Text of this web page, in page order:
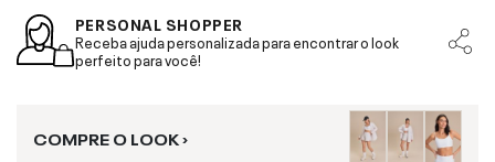
PERSONAL SHOPPER
Receba ajuda personalizada para encontrar o look
perfeito para você!
COMPRE O LOOK ›